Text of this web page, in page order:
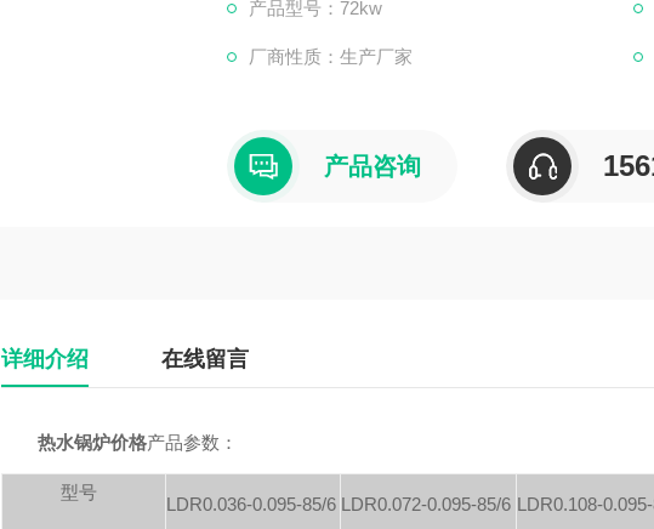
障少，轻轻一键，即可进入全自动运行状态，使
产品型号：72kw
厂商性质：生产厂家
产品咨询
详细介绍 在线留言
热水锅炉价格产品参数：
型号
LDR0.036-0.095-85/6 LDR0.072-0.095-85/6 LDR0.108-